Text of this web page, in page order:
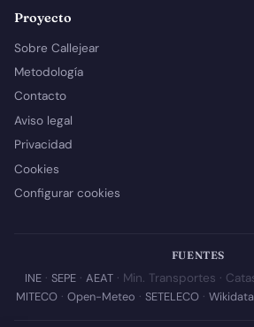
Proyecto
Sobre Callejear
Metodología
Contacto
Aviso legal
Privacidad
Cookies
Configurar cookies
FUENTES
INE· SEPE· AEAT· Min. Transportes ·
MITECO· Open-Meteo · SETELECO· Wikidata